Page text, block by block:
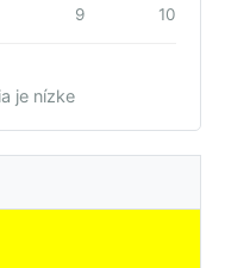
9 10
je nízke